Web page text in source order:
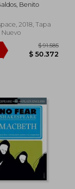
45%
Benito
2018, Tapa
Nuevo